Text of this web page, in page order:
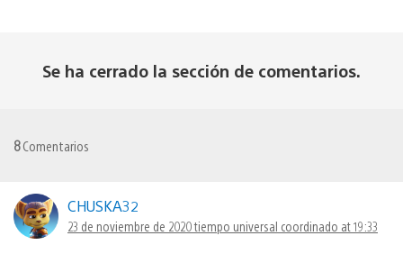
Se ha cerrado la sección de comentarios.
8Comentarios
CHUSKA32
23 de noviembre de 2020 tiempo universal coordinado at 19:33